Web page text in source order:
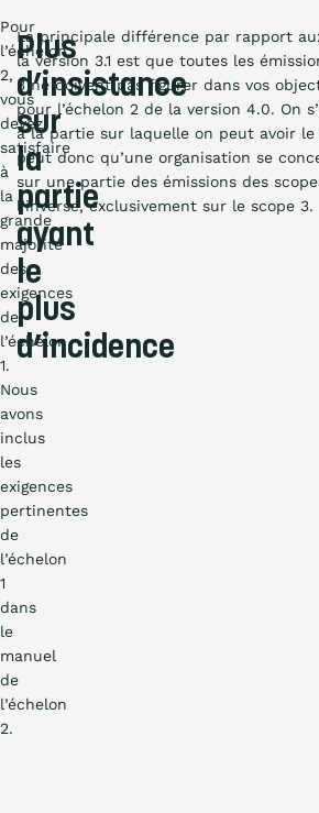
Pour
l’échelon
2,
vous
devez
satisfaire
à
la
grande
majorité
des
exigences
de
l’échelon
1.
Nous
avons
inclus
les
exigences
pertinentes
de
l’échelon
1
dans
le
manuel
de
l’échelon
2.
Plus
d’insistance
sur
la
partie
ayant
le
plus
d’incidence
La principale différence par rapport
la version 3.1 est que toutes les
3 ne doivent pas figurer dans vos
pour l’échelon 2 de la version 4.0. On
à la partie sur laquelle on peut avoir le
peut donc qu’une organisation se
sur une partie des émissions des
l’inverse, exclusivement sur le scope 3.